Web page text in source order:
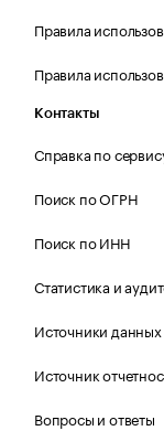
Правила
Правила
Контакты
Справка по
Поиск по ОГРН
Поиск по ИНН
Статистика и
Источники данных
Источник
Вопросы и ответы